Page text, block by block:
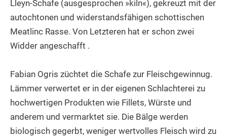
Lleyn-Schafe (ausgesprochen »kiln«), gekreuzt mit der
autochtonen und widerstandsfähigen schottischen
Meatlinc Rasse. Von Letzteren hat er schon zwei
Widder angeschafft .
Fabian Ogris züchtet die Schafe zur Fleischgewinnug.
Lämmer verwertet er in der eigenen Schlachterei zu
hochwertigen Produkten wie Fillets, Würste und
anderem und vermarktet sie. Die Bälge werden
biologisch gegerbt, weniger wertvolles Fleisch wird zu